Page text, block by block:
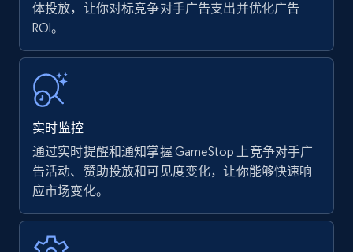
Amazon products - find products by using
upc numbers
Title, Seller name, Brand, Description, Initial
price, Currency, Availability, Reviews count, and
more.
35.2K+ 5.7K+ 立即开始
Amazon Reviews
体投放，让你对标竞争对手广告支出并优化广告
ROI。
实时监控
通过实时提醒和通知掌握 GameStop 上竞争对手广
告活动、赞助投放和可见度变化，让你能够快速响
应市场变化。